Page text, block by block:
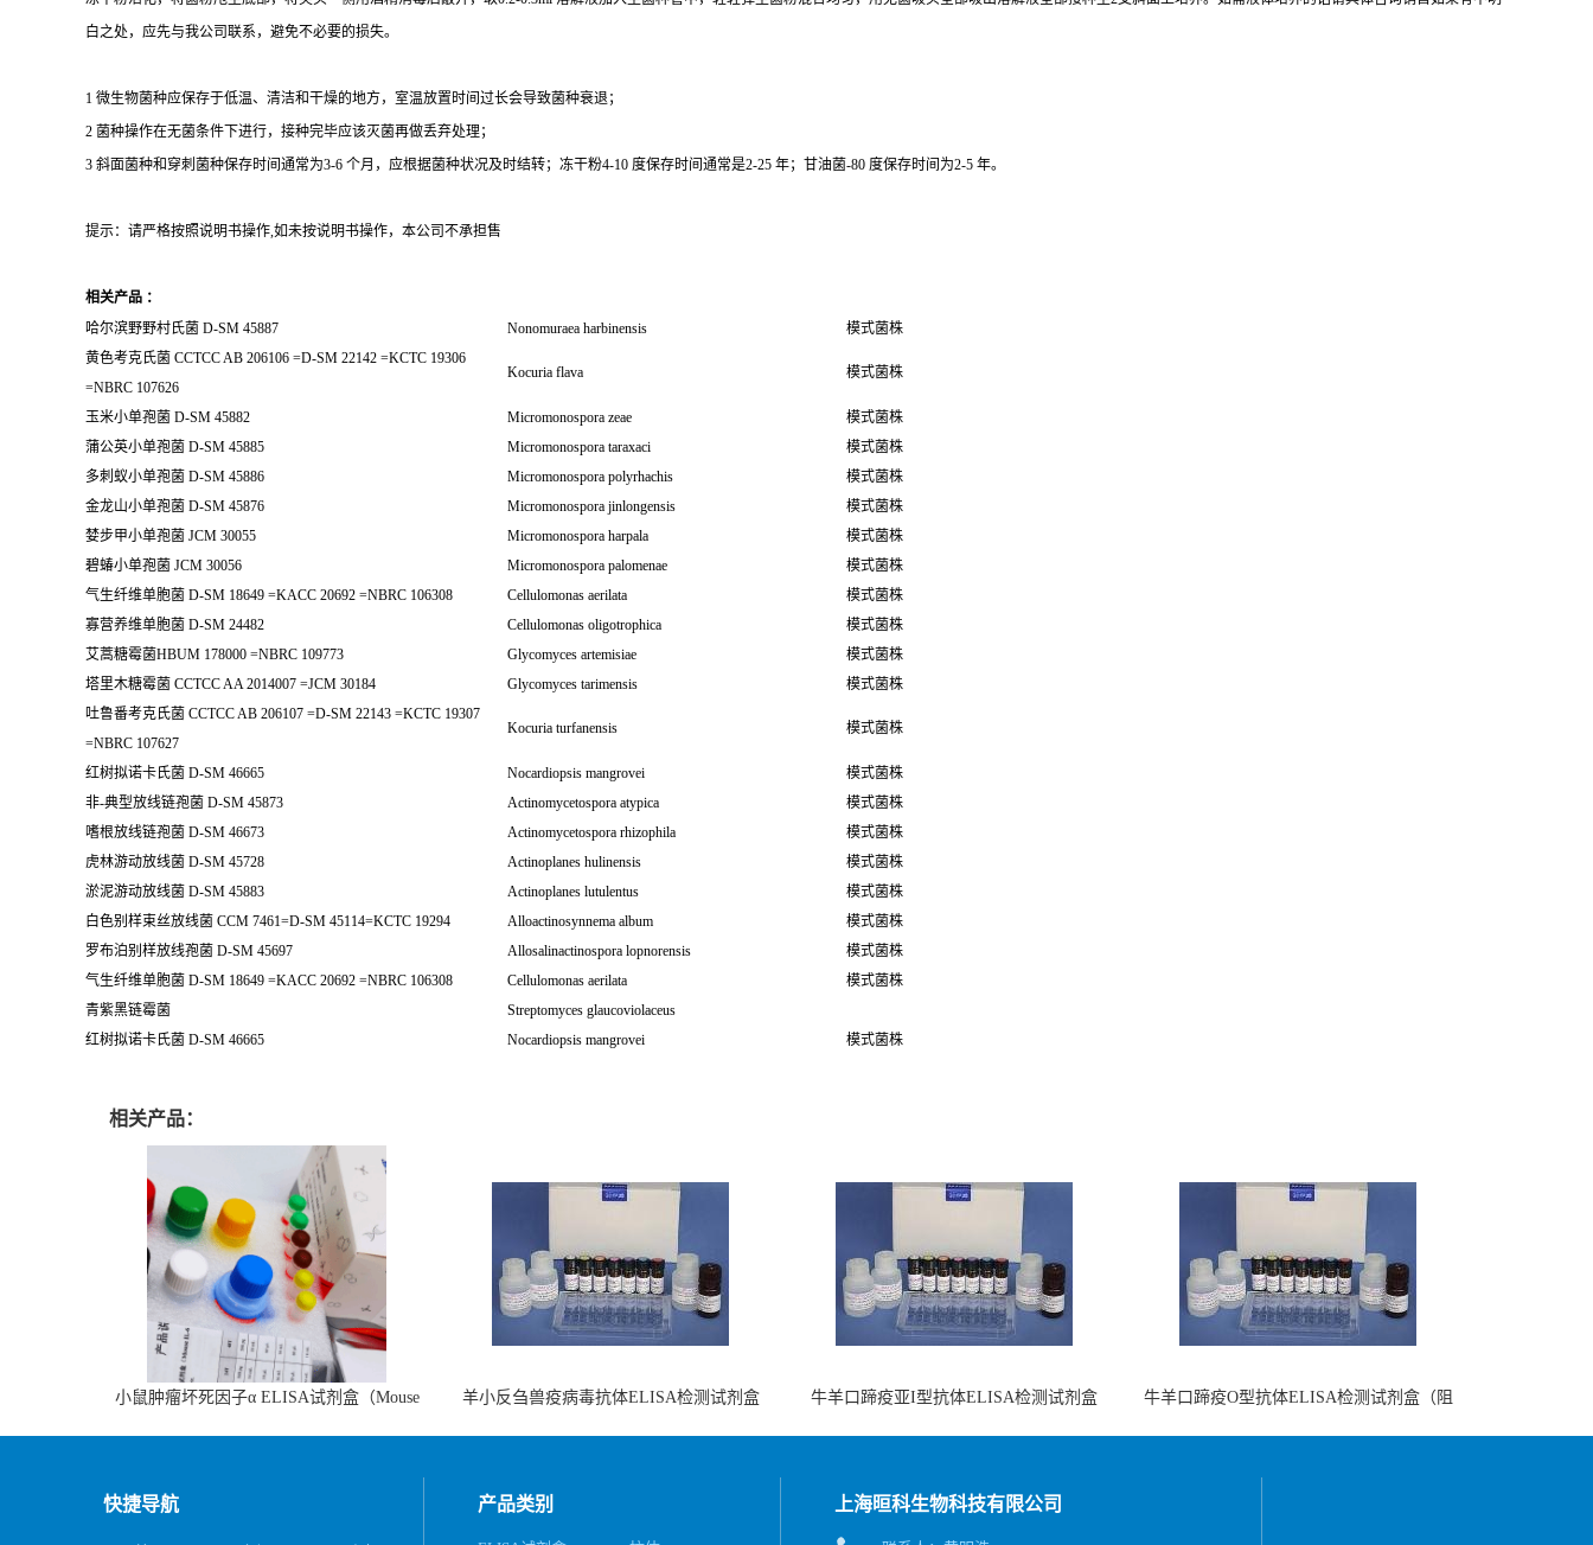
白之处，应先与我公司联系，避免不必要的损失。
1 微生物菌种应保存于低温、清洁和干燥的地方，室温放置时间过长会导致菌种衰退；
2 菌种操作在无菌条件下进行，接种完毕应该灭菌再做丢弃处理；
3 斜面菌种和穿刺菌种保存时间通常为3-6 个月，应根据菌种状况及时结转；冻干粉4-10 度保存时间通常是2-25 年；甘油菌-80 度保存时间为2-5 年。
提示：请严格按照说明书操作,如未按说明书操作，本公司不承担售
相关产品 ：
哈尔滨野野村氏菌 D-SM 45887
Nonomuraea harbinensis
模式菌株
黄色考克氏菌 CCTCC AB 206106 =D-SM 22142 =KCTC 19306
=NBRC 107626
Kocuria flava 模式菌株
玉米小单孢菌 D-SM 45882 Micromonospora zeae
模式菌株
蒲公英小单孢菌 D-SM 45885
Micromonospora taraxaci
模式菌株
多刺蚁小单孢菌 D-SM 45886
Micromonospora polyrhachis
模式菌株
金龙山小单孢菌 D-SM 45876
Micromonospora jinlongensis
模式菌株
婪步甲小单孢菌 JCM 30055
Micromonospora harpala
模式菌株
碧蝽小单孢菌 JCM 30056
Micromonospora palomenae
模式菌株
气生纤维单胞菌 D-SM 18649 =KACC 20692 =NBRC 106308
Cellulomonas aerilata
模式菌株
寡营养维单胞菌 D-SM 24482
Cellulomonas oligotrophica
模式菌株
艾蒿糖霉菌HBUM 178000 =NBRC 109773
Glycomyces artemisiae
模式菌株
塔里木糖霉菌 CCTCC AA 2014007 =JCM 30184
Glycomyces tarimensis
模式菌株
吐鲁番考克氏菌 CCTCC AB 206107 =D-SM 22143 =KCTC 19307
=NBRC 107627
Kocuria turfanensis 模式菌株
红树拟诺卡氏菌 D-SM 46665 Nocardiopsis mangrovei
模式菌株
非-典型放线链孢菌 D-SM 45873
Actinomycetospora atypica
模式菌株
嗜根放线链孢菌 D-SM 46673
Actinomycetospora rhizophila
模式菌株
虎林游动放线菌 D-SM 45728
Actinoplanes hulinensis
模式菌株
淤泥游动放线菌 D-SM 45883
Actinoplanes lutulentus
模式菌株
白色别样束丝放线菌 CCM 7461=D-SM 45114=KCTC 19294
Alloactinosynnema album
模式菌株
罗布泊别样放线孢菌 D-SM 45697
Allosalinactinospora lopnorensis
模式菌株
气生纤维单胞菌 D-SM 18649 =KACC 20692 =NBRC 106308
Cellulomonas aerilata
模式菌株
青紫黑链霉菌
Streptomyces glaucoviolaceus
红树拟诺卡氏菌 D-SM 46665
Nocardiopsis mangrovei 模式菌株
相关产品：
小鼠肿瘤坏死因子α ELISA试剂盒（Mouse
羊小反刍兽疫病毒抗体ELISA检测试剂盒
牛羊口蹄疫亚I型抗体ELISA检测试剂盒
牛羊口蹄疫O型抗体ELISA检测试剂盒（阻
快捷导航 产品类别 上海晅科生物科技有限公司